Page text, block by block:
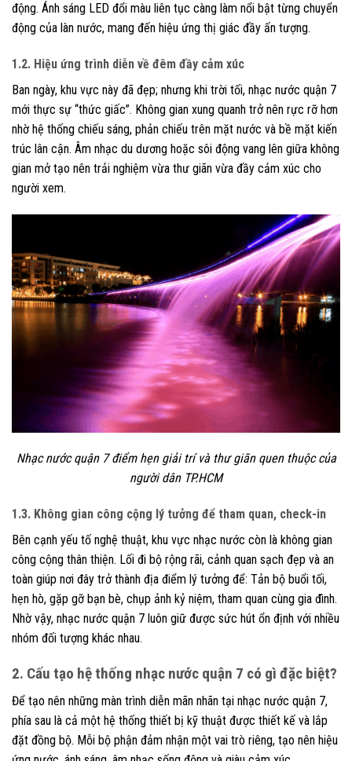
động. Ánh sáng LED đổi màu liên tục càng làm nổi bật từng chuyển
động của làn nước, mang đến hiệu ứng thị giác đầy ấn tượng.
1.2. Hiệu ứng trình diễn về đêm đầy cảm xúc
Ban ngày, khu vực này đã đẹp; nhưng khi trời tối, nhạc nước quận 7
mới thực sự “thức giấc”. Không gian xung quanh trở nên rực rỡ hơn
nhờ hệ thống chiếu sáng, phản chiếu trên mặt nước và bề mặt kiến
trúc lân cận. Âm nhạc du dương hoặc sôi động vang lên giữa không
gian mở tạo nên trải nghiệm vừa thư giãn vừa đầy cảm xúc cho
người xem.
Nhạc nước quận 7 điểm hẹn giải trí và thư giãn quen thuộc của
người dân TP.HCM
1.3. Không gian công cộng lý tưởng để tham quan, check-in
Bên cạnh yếu tố nghệ thuật, khu vực nhạc nước còn là không gian
công cộng thân thiện. Lối đi bộ rộng rãi, cảnh quan sạch đẹp và an
toàn giúp nơi đây trở thành địa điểm lý tưởng để: Tản bộ buổi tối,
hẹn hò, gặp gỡ bạn bè, chụp ảnh kỷ niệm, tham quan cùng gia đình.
Nhờ vậy, nhạc nước quận 7 luôn giữ được sức hút ổn định với nhiều
nhóm đối tượng khác nhau.
2. Cấu tạo hệ thống nhạc nước quận 7 có gì đặc biệt?
Để tạo nên những màn trình diễn mãn nhãn tại nhạc nước quận 7,
phía sau là cả một hệ thống thiết bị kỹ thuật được thiết kế và lắp
đặt đồng bộ. Mỗi bộ phận đảm nhận một vai trò riêng, tạo nên hiệu